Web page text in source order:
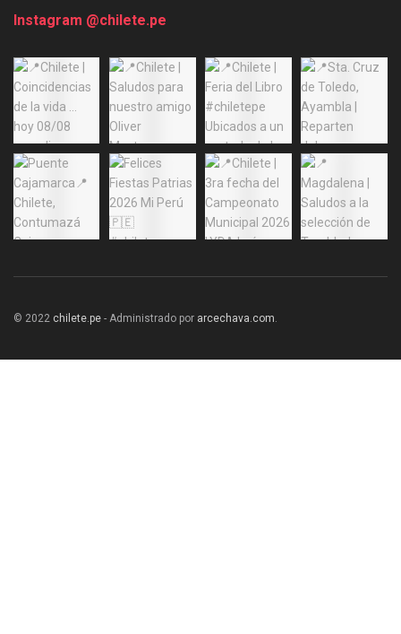
Instagram @chilete.pe
© 2022 chilete.pe - Administrado por arcechava.com.